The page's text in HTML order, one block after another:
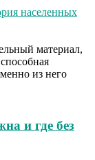
населенных
материал,
из него
и где без